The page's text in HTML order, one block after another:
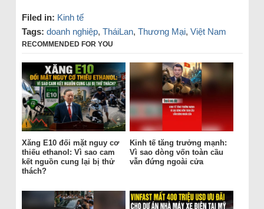
Filed in: Kinh tế
Tags: doanh nghiệp, TháiLan, Thương Mại, Việt Nam
RECOMMENDED FOR YOU
Xăng E10 đối mặt nguy cơ
thiếu ethanol: Vì sao cam
kết nguồn cung lại bị thử
thách?
Kinh tế tăng trưởng mạnh:
Vì sao dòng vốn toàn cầu
vẫn đứng ngoài cửa